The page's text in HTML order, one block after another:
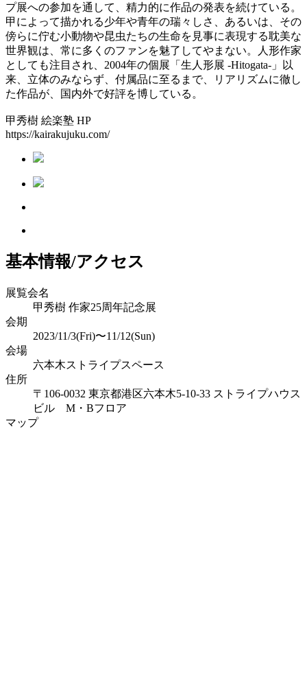
プ展への参加を通して、精力的に作品の発表を続けている。
甲によって描かれる少年や青年の瑞々しさ、あるいは、その
傍らに佇む小動物や昆虫たちの生命を見事に表現する耽美な
世界観は、常に多くのファンを魅了してやまない。人形作家
としても注目され、2004年の個展「生人形展 -Hitogata-」以
来、立体のみならず、付属品に至るまで、リアリズムに徹し
た作品が、国内外で好評を博している。
甲秀樹 絵楽塾 HP
https://kairakujuku.com/
基本情報/アクセス
展覧会名
甲秀樹 作家25周年記念展
会期
2023/11/3(Fri)〜11/12(Sun)
会場
六本木ストライプスペース
住所
〒106-0032 東京都港区六本木5-10-33 ストライプハウス
ビル M・Bフロア
マップ